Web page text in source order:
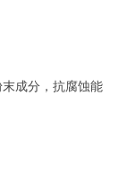
成分，抗腐蚀能